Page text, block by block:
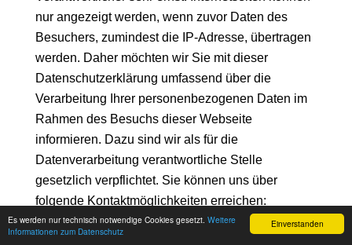
nur angezeigt werden, wenn zuvor Daten des
Besuchers, zumindest die IP-Adresse, übertragen
werden. Daher möchten wir Sie mit dieser
Datenschutzerklärung umfassend über die
Verarbeitung Ihrer personenbezogenen Daten im
Rahmen des Besuchs dieser Webseite
informieren. Dazu sind wir als für die
Datenverarbeitung verantwortliche Stelle
gesetzlich verpflichtet. Sie können uns über
folgende Kontaktmöglichkeiten erreichen:
Ⓒ ViDia Akademie 2026 powered byeasySoft Publish
Impressum
Einverstanden
Es werden nur technisch notwendige Cookies gesetzt. Weitere
Informationen zum Datenschutz